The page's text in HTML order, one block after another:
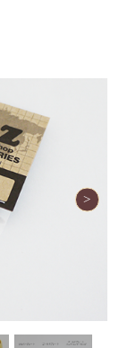
保証
ー・ポリシー